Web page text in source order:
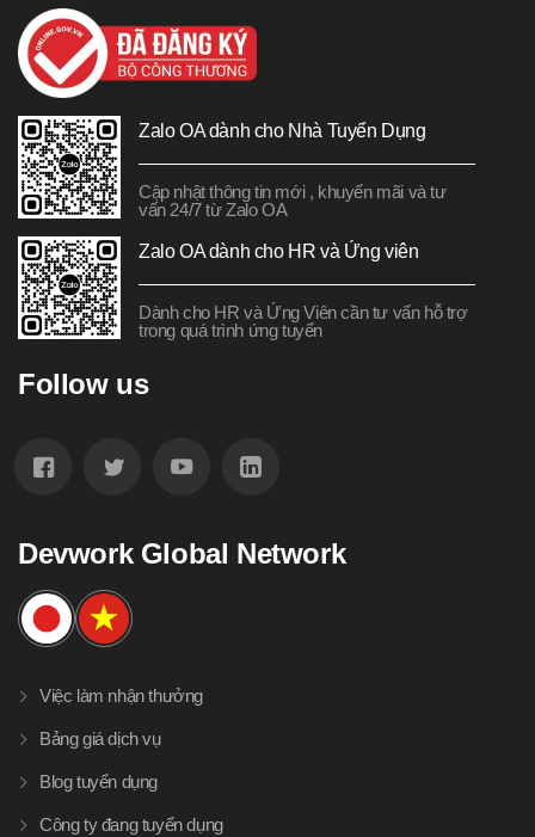
Zalo OA dành cho Nhà Tuyển Dụng
Cập nhật thông tin mới , khuyến mãi và tư
vấn 24/7 từ Zalo OA
Zalo OA dành cho HR và Ứng viên
Dành cho HR và Ứng Viên cần tư vấn hỗ trợ
trong quá trình ứng tuyển
Follow us
Devwork Global Network
Việc làm nhận thưởng
Bảng giá dịch vụ
Blog tuyển dụng
Công ty đang tuyển dụng